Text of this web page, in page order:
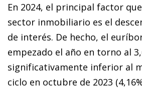
En 2024, el principal factor
sector inmobiliario es el
de interés. De hecho, el
empezado el año en torno al
significativamente inferior al
ciclo en octubre de 2023